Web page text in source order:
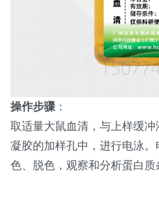
操作步骤 ：
取适量大鼠血清，与上样缓
凝胶的加样孔中，进行电泳
色、脱色，观察和分析蛋白质